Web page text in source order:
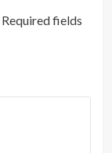
Required fields